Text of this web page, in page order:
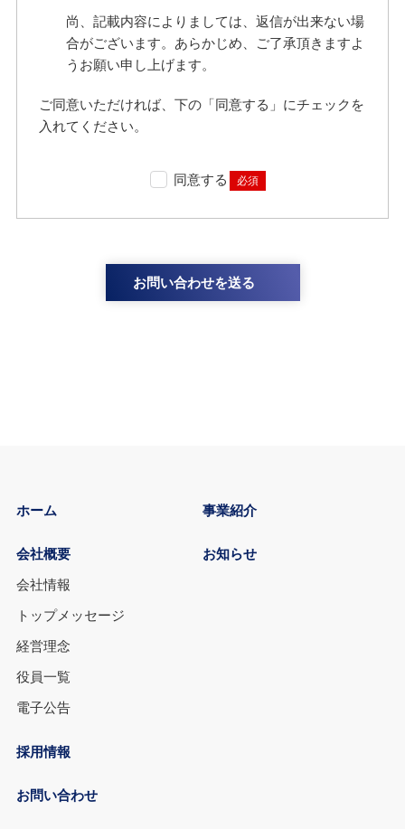
尚、記載内容によりましては、返信が出来ない場
合がございます。あらかじめ、ご了承頂きますよ
うお願い申し上げます。
ご同意いただければ、下の「同意する」にチェックを
入れてください。
同意する 必須
ホーム
会社概要
会社情報
トップメッセージ
経営理念
役員一覧
電子公告
事業紹介
お知らせ
採用情報
お問い合わせ